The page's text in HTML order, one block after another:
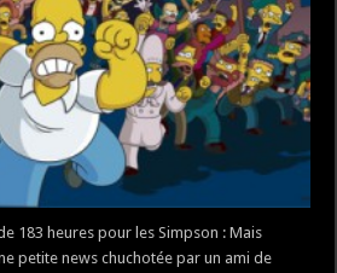
183 heures pour les Simpson : Mais
petite news chuchotée par un ami de